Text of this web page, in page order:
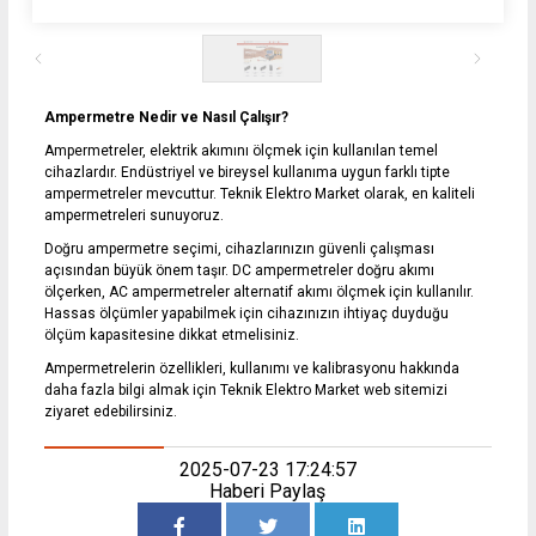
0332 606 08 00 info@samurtek.com.tr
Tüm hakkı saklıdır. Sitemizde kullanılan tüm içerik ve görseller
SAmurtek Otomasyon’a ait olup izinsiz kullanımı hukuki yaptırıma tabidir.
Ampermetre Nedir ve Nasıl Çalışır?
Ampermetreler, elektrik akımını ölçmek için kullanılan temel
cihazlardır. Endüstriyel ve bireysel kullanıma uygun farklı tipte
ampermetreler mevcuttur. Teknik Elektro Market olarak, en kaliteli
ampermetreleri sunuyoruz.
Doğru ampermetre seçimi, cihazlarınızın güvenli çalışması
açısından büyük önem taşır. DC ampermetreler doğru akımı
ölçerken, AC ampermetreler alternatif akımı ölçmek için kullanılır.
Hassas ölçümler yapabilmek için cihazınızın ihtiyaç duyduğu
ölçüm kapasitesine dikkat etmelisiniz.
Ampermetrelerin özellikleri, kullanımı ve kalibrasyonu hakkında
daha fazla bilgi almak için Teknik Elektro Marketweb sitemizi
ziyaret edebilirsiniz.
2025-07-23 17:24:57
Haberi Paylaş